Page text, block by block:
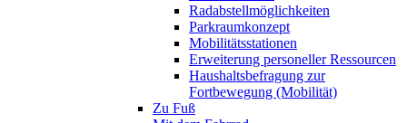
Radabstellmöglichkeiten
Parkraumkonzept
Mobilitätsstationen
Erweiterung personeller Ressourcen
Haushaltsbefragung zur
Fortbewegung (Mobilität)
Zu Fuß